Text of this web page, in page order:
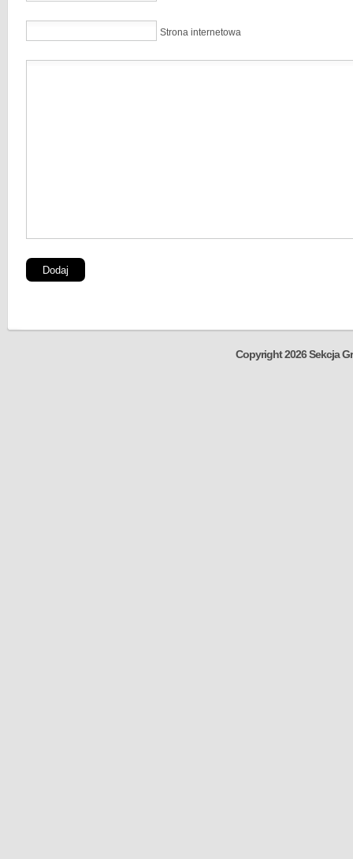
Strona internetowa
Copyright 2026 Sekcja